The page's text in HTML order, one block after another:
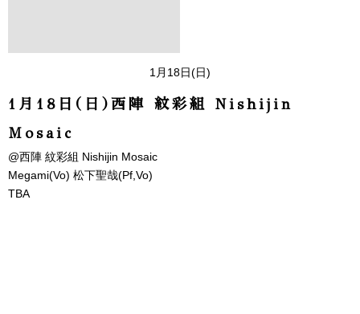
1月18日(日)
1月18日(日)西陣 紋彩組 Nishijin
Mosaic
@西陣 紋彩組 Nishijin Mosaic
Megami(Vo) 松下聖哉(Pf,Vo)
TBA